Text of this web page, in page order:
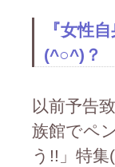
『女性
(^○^)？
以前予告
族館でペ
う!!」特